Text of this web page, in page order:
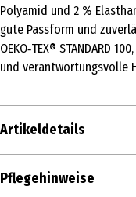
Polyamid und 2 %
gute Passform und
OEKO‑TEX® STANDARD
und verantwortungsvolle
Artikeldetails
Inhalt
Pflegehinweise